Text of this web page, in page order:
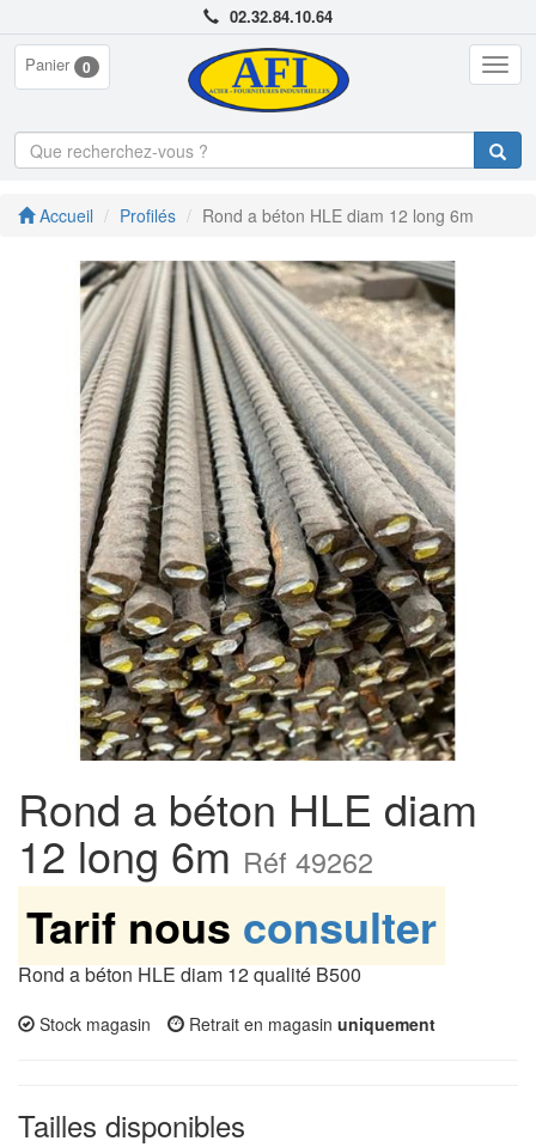
02.32.84.10.64
Panier 0
Accueil Profilés Rond a béton HLE diam 12 long 6m
Rond a béton HLE diam
12 long 6m Réf 49262
Tarif nous consulter
Rond a béton HLE diam 12 qualité B500
Stock magasin Retrait en magasin uniquement
Tailles disponibles